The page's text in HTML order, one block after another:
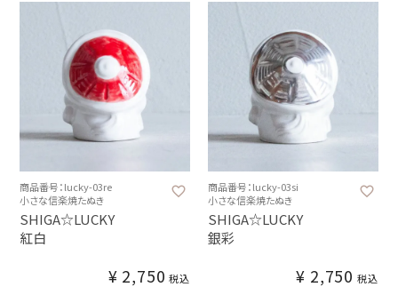
商品番号：lucky-03re
小さな信楽焼たぬき
SHIGA☆LUCKY
紅白
¥ 2,750 税込
商品番号：lucky-03si
小さな信楽焼たぬき
SHIGA☆LUCKY
銀彩
¥ 2,750 税込